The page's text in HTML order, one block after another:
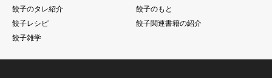
餃子のタレ紹介
餃子のもと
餃子レシピ
餃子関連書籍の紹介
餃子雑学